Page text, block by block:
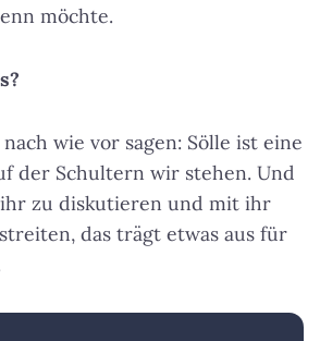
möchte.
wie vor sagen: Sölle ist eine
der Schultern wir stehen. Und
zu diskutieren und mit ihr
das trägt etwas aus für